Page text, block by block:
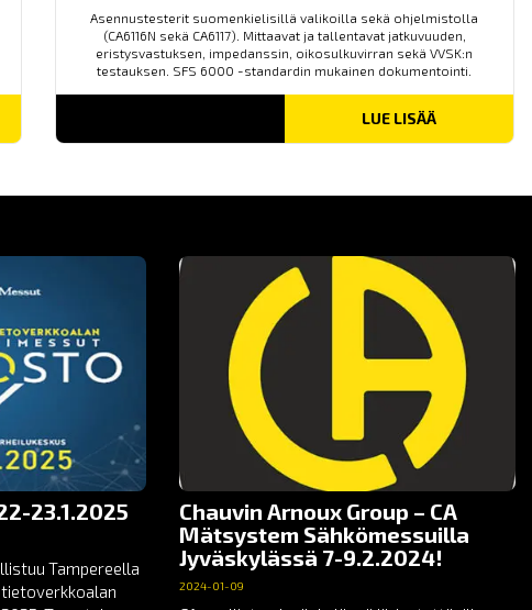
Asennustesterit suomenkielisillä valikoilla sekä ohjelmistolla
(CA6116N sekä CA6117). Mittaavat ja tallentavat jatkuvuuden,
eristysvastuksen, impedanssin, oikosulkuvirran sekä VVSK:n
testauksen. SFS 6000 -standardin mukainen dokumentointi.
LUE LISÄÄ
23.1.2025
Tampereella
Chauvin Arnoux Group – CA
Mätsystem Sähkömessuilla
Jyväskylässä 7-9.2.2024!
2024-01-09